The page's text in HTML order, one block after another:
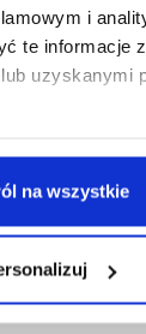
i
te informacje
uzyskanymi
na wszystkie